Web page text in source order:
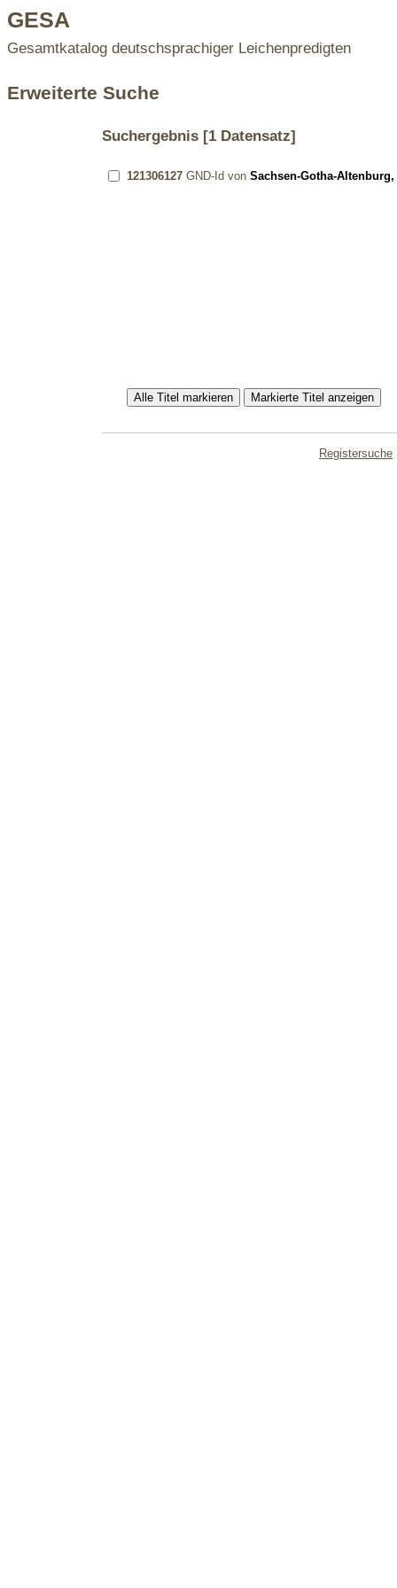
GESA
Gesamtkatalog deutschsprachiger Leichenpredigten
Erweiterte Suche
Suchergebnis[1 Datensatz]
121306127GND-Id von Sachsen-Gotha-
Registersuche